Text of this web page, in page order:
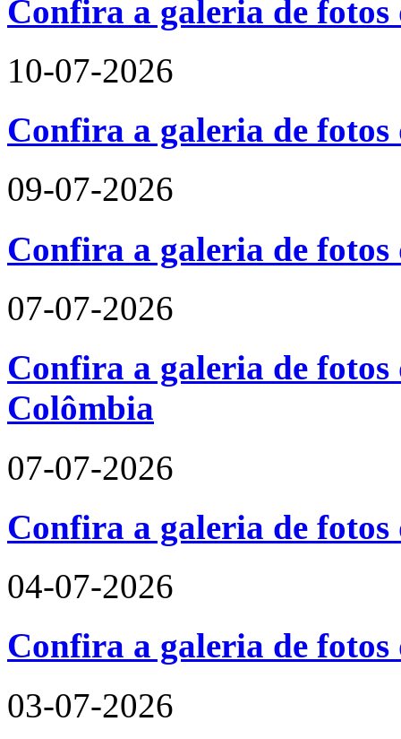
Confira a galeria de
10-07-2026
Confira a galeria de fotos
09-07-2026
Confira a galeria de
07-07-2026
Confira a galeria de fotos
Colômbia
07-07-2026
Confira a galeria de
04-07-2026
Confira a galeria de
03-07-2026